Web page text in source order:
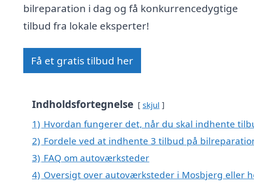
bilreparation i dag og få konkurrencedygtige
tilbud fra lokale eksperter!
Få et gratis tilbud her
Indholdsfortegnelse skjul
1) Hvordan fungerer det, når du skal indhente
2) Fordele ved at indhente 3 tilbud på
3) FAQ om autoværksteder
4) Oversigt over autoværksteder i Mosbjerg eller